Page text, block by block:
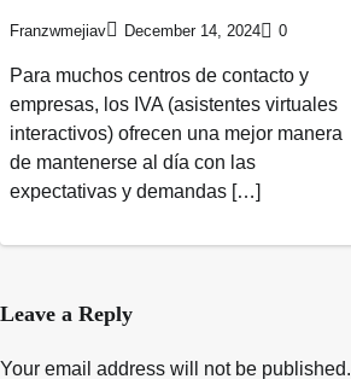
Franzwmejiav December 14, 2024 0
Para muchos centros de contacto y
empresas, los IVA (asistentes virtuales
interactivos) ofrecen una mejor manera
de mantenerse al día con las
expectativas y demandas […]
Leave a Reply
Your email address will not be published.